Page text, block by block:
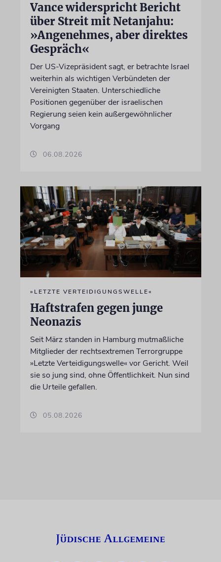
Vance widerspricht Bericht
über Streit mit Netanjahu:
»Angenehmes, aber direktes
Gespräch«
Der US-Vizepräsident sagt, er betrachte Israel
weiterhin als wichtigen Verbündeten der
Vereinigten Staaten. Unterschiedliche
Positionen gegenüber der israelischen
Regierung seien kein außergewöhnlicher
Vorgang
06.08.2026
»LETZTE VERTEIDIGUNGSWELLE«
Haftstrafen gegen junge
Neonazis
Seit März standen in Hamburg mutmaßliche
Mitglieder der rechtsextremen Terrorgruppe
»Letzte Verteidigungswelle« vor Gericht. Weil
sie so jung sind, ohne Öffentlichkeit. Nun sind
die Urteile gefallen.
05.08.2026